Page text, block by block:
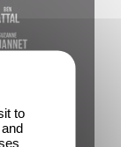
to